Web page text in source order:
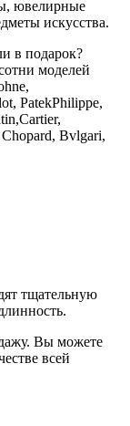
ювелирные
искусства.
в подарок?
моделей
PatekPhilippe,
Bvlgari,
тщательную
Вы можете
всей